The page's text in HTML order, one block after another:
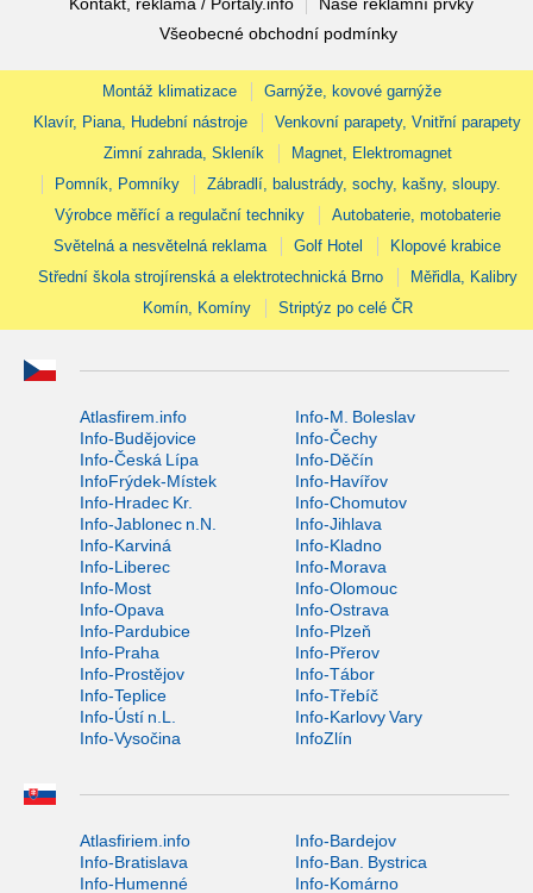
Všeobecné obchodní podmínky
Montáž klimatizace
Garnýže, kovové garnýže
Klavír, Piana, Hudební nástroje
Venkovní parapety, Vnitřní parapety
Zimní zahrada, Skleník
Magnet, Elektromagnet
Pomník, Pomníky
Zábradlí, balustrády, sochy, kašny, sloupy.
Výrobce měřící a regulační techniky
Autobaterie, motobaterie
Světelná a nesvětelná reklama
Golf Hotel
Klopové krabice
Střední škola strojírenská a elektrotechnická Brno
Měřidla, Kalibry
Komín, Komíny
Striptýz po celé ČR
Atlasfirem.info
Info-M. Boleslav
Info-Budějovice
Info-Čechy
Info-Česká Lípa
Info-Děčín
InfoFrýdek-Místek
Info-Havířov
Info-Hradec Kr.
Info-Chomutov
Info-Jablonec n.N.
Info-Jihlava
Info-Karviná
Info-Kladno
Info-Liberec
Info-Morava
Info-Most
Info-Olomouc
Info-Opava
Info-Ostrava
Info-Pardubice
Info-Plzeň
Info-Praha
Info-Přerov
Info-Prostějov
Info-Tábor
Info-Teplice
Info-Třebíč
Info-Ústí n.L.
Info-Karlovy Vary
Info-Vysočina
InfoZlín
Atlasfiriem.info
Info-Bardejov
Info-Bratislava
Info-Ban. Bystrica
Info-Humenné
Info-Komárno